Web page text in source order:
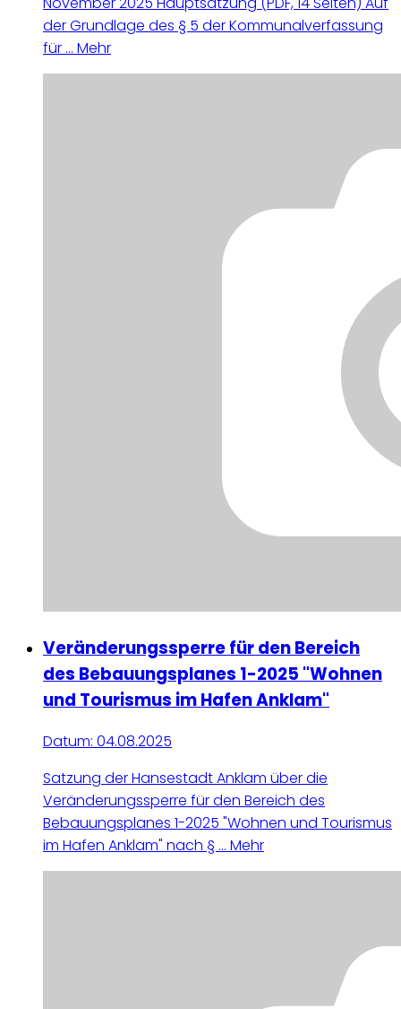
der Grundlage des § 5 der Kommunalverfassung
für ... Mehr
Veränderungssperre für den Bereich
des Bebauungsplanes 1-2025 "Wohnen
und Tourismus im Hafen Anklam"
Datum: 04.08.2025
Satzung der Hansestadt Anklam über die
Veränderungssperre für den Bereich des
Bebauungsplanes 1-2025 "Wohnen und Tourismus
im Hafen Anklam" nach § ... Mehr